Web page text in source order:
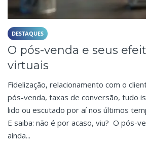
DESTAQUES
O pós-venda e seus
virtuais
Fidelização, relacionamento com o
pós-venda, taxas de conversão, tudo
lido ou escutado por aí nos últimos
E saiba: não é por acaso, viu? O pós-
ainda...